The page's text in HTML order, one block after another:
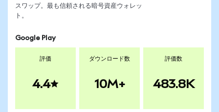
スワップ。最も信頼される暗号資産ウォレッ
ト。
Google Play
評価
4.4
ダウンロード数
10M+
評価数
483.8K